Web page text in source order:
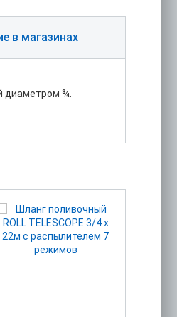
в магазинах
диаметром ¾.